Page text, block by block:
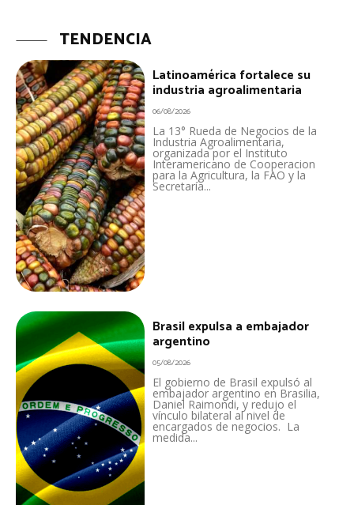
TENDENCIA
Latinoamérica fortalece su
industria agroalimentaria
06/08/2026
La 13° Rueda de Negocios de la
Industria Agroalimentaria,
organizada por el Instituto
Interamericano de Cooperacion
para la Agricultura, la FAO y la
Secretaría...
Brasil expulsa a embajador
argentino
05/08/2026
El gobierno de Brasil expulsó al
embajador argentino en Brasilia,
Daniel Raimondi, y redujo el
vínculo bilateral al nivel de
encargados de negocios. La
medida...